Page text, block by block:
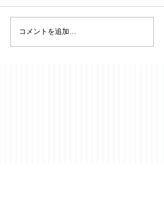
⭐️YouTubeチャンネル開
設のお知らせ成人発達学
コメントを追加…